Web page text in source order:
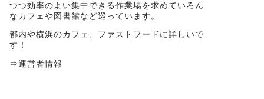
つつ効率のよい集中できる作業場を求めていろん
なカフェや図書館など巡っています。
都内や横浜のカフェ、ファストフードに詳しいで
す！
⇒運営者情報